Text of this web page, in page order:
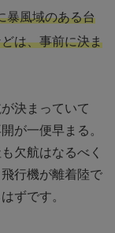
暴風域のある台
は、事前に決ま
決まっていて
が一便早まる。
欠航はなるべく
行機が離着陸で
ずです。